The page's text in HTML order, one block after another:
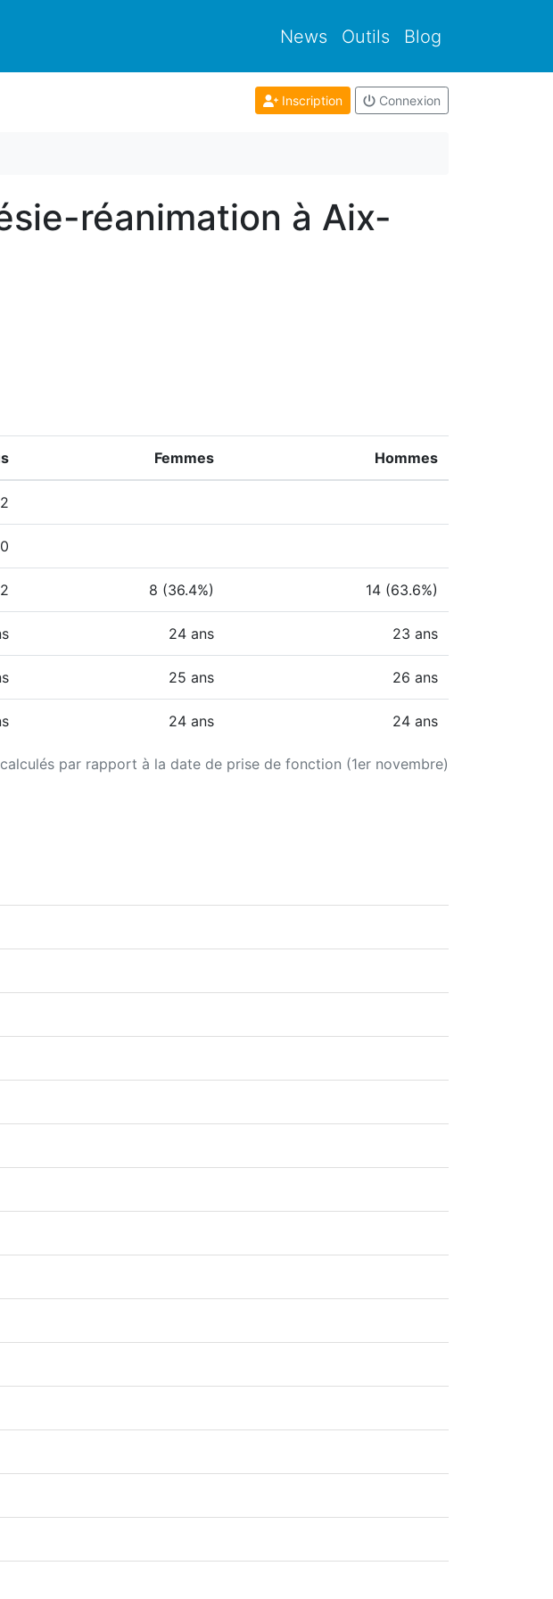
News Outils Blog
Inscription Connexion
réanimation à Aix-
par rapport à la date de prise de fonction (1er novembre)
Femmes Hommes
0
8 (36.4%) 14 (63.6%)
24 ans 23 ans
25 ans 26 ans
24 ans 24 ans